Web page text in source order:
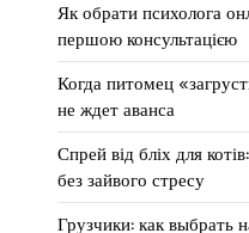
Як обрати психолога
першою консультацією
Когда питомец
не ждет аванса
Спрей від бліх для
без зайвого стресу
Грузчики: как выбрать